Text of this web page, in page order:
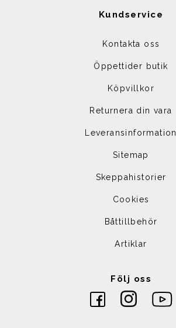
Kundservice
Kontakta oss
Öppettider butik
Köpvillkor
Returnera din vara
Leveransinformation
Sitemap
Skeppahistorier
Cookies
Båttillbehör
Artiklar
Följ oss